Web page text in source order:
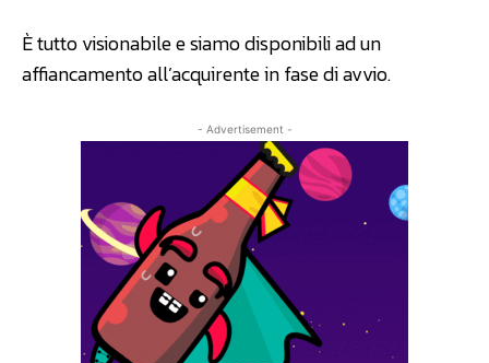
È tutto visionabile e siamo disponibili ad un
affiancamento all’acquirente in fase di avvio.
- Advertisement -